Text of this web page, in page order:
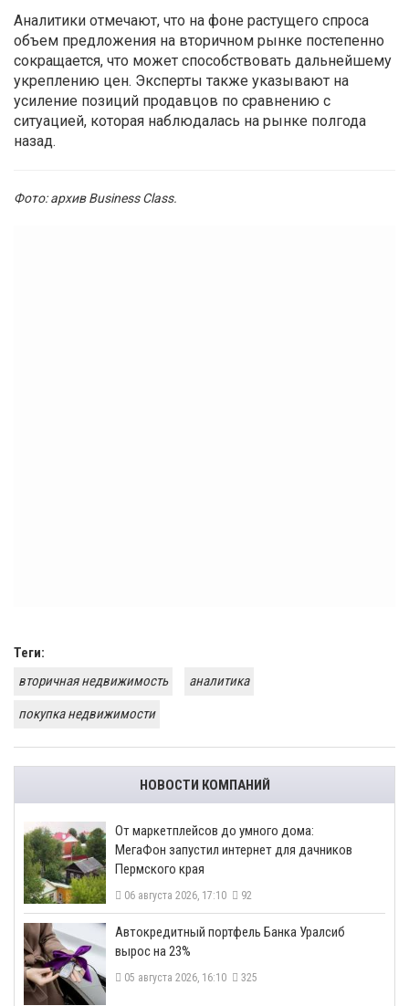
Аналитики отмечают, что на фоне растущего спроса
объем предложения на вторичном рынке постепенно
сокращается, что может способствовать дальнейшему
укреплению цен. Эксперты также указывают на
усиление позиций продавцов по сравнению с
ситуацией, которая наблюдалась на рынке полгода
назад.
Фото: архив Business Class.
Теги:
вторичная недвижимость
аналитика
покупка недвижимости
НОВОСТИ КОМПАНИЙ
От маркетплейсов до умного дома:
МегаФон запустил интернет для дачников
Пермского края
06 августа 2026, 17:10 92
​Автокредитный портфель Банка Уралсиб
вырос на 23%
05 августа 2026, 16:10 325